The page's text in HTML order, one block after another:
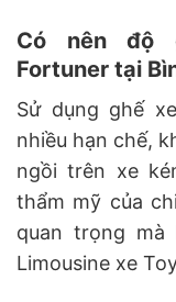
Có nên độ
Fortuner tại
Sử dụng ghế
nhiều hạn chế,
ngồi trên xe
thẩm mỹ của
quan trọng
Limousine xe